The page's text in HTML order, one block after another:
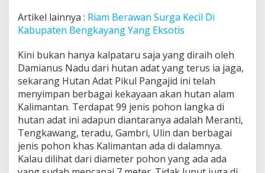
Artikel lainnya : Riam Berawan Surga Kecil Di
Kabupaten Bengkayang Yang Eksotis
Kini bukan hanya kalpataru saja yang diraih oleh
Damianus Nadu dari hutan adat yang terus ia jaga,
sekarang Hutan Adat Pikul Pangajid ini telah
menyimpan berbagai kekayaan akan hutan alam
Kalimantan. Terdapat 99 jenis pohon langka di
hutan adat ini adapun diantaranya adalah Meranti,
Tengkawang, teradu, Gambri, Ulin dan berbagai
jenis pohon khas Kalimantan ada di dalamnya.
Kalau dilihat dari diameter pohon yang ada ada